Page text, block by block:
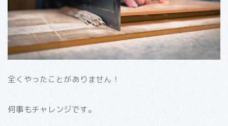
全くやったことがありません！
何事もチャレンジです。